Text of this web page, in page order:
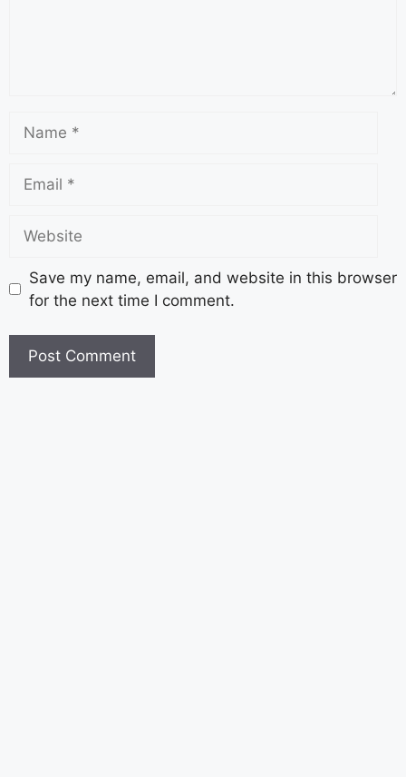
Save my name, email, and website in this browser
for the next time I comment.